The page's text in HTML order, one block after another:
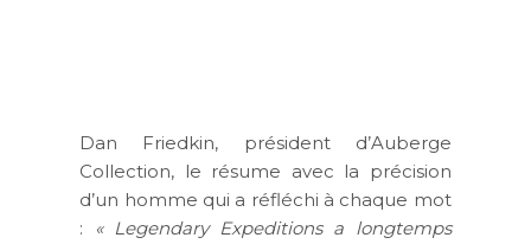
Dan Friedkin, président d’Auberge
Collection, le résume avec la précision
d’un homme qui a réfléchi à chaque mot
:
« Legendary Expeditions a longtemps